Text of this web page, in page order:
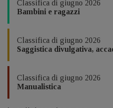
Classifica di giugno 2026
Bambini e ragazzi
Classifica di giugno 2026
Saggistica divulgativa,
Classifica di giugno 2026
Manualistica